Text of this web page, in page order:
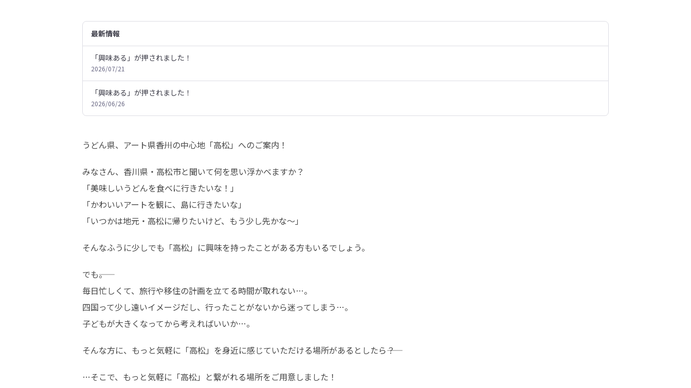
最新情報
「興味ある」が押されました！
2026/07/21
「興味ある」が押されました！
2026/06/26
うどん県、アート県――香川の中心地「高松」へのご案内！
みなさん、香川県・高松市と聞いて何を思い浮かべますか？
「美味しいうどんを食べに行きたいな！」
「かわいいアートを観に、島に行きたいな」
「いつかは地元・高松に帰りたいけど、もう少し先かな～」
そんなふうに少しでも「高松」に興味を持ったことがある方もいるでしょう。
でも――。
毎日忙しくて、旅行や移住の計画を立てる時間が取れない…。
四国って少し遠いイメージだし、行ったことがないから迷ってしまう…。
子どもが大きくなってから考えればいいか…。
そんな方に、もっと気軽に「高松」を身近に感じていただける場所があるとしたら――？
…そこで、もっと気軽に「高松」と繋がれる場所をご用意しました！